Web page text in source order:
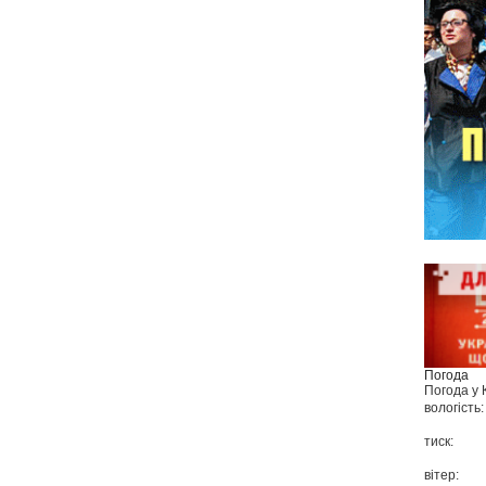
Погода
Погода у
вологість:
тиск:
вітер: